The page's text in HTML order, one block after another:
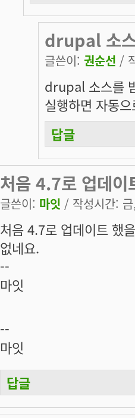
drupal 소
글쓴이: 권순선 /
drupal 소스를
실행하면 자동
답글
처음 4.7로 업데이
글쓴이: 마잇 / 작성시간:
처음 4.7로 업데이트 했
없네요.
--
마잇
--
마잇
답글